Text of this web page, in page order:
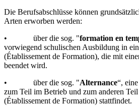
Die Berufsabschlüsse können
Arten erworben werden:
• über die sog. "formation en
vorwiegend schulischen Ausbildung in
(Établissement de Formation), die mit
beendet wird.
• über die sog. "Alternance“,
zum Teil im Betrieb und zum anderen
(Établissement de Formation) stattfindet.